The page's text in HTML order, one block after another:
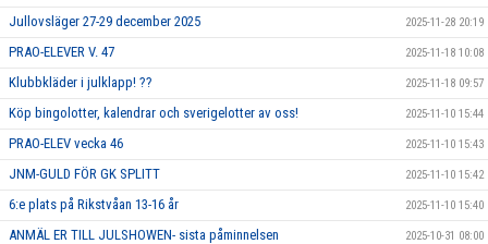
Jullovsläger 27-29 december 2025 2025-11-28 20:19
PRAO-ELEVER V. 47 2025-11-18 10:08
Klubbkläder i julklapp! ?? 2025-11-18 09:57
Köp bingolotter, kalendrar och sverigelotter av oss! 2025-11-10 15:44
PRAO-ELEV vecka 46 2025-11-10 15:43
JNM-GULD FÖR GK SPLITT 2025-11-10 15:42
6:e plats på Rikstvåan 13-16 år 2025-11-10 15:40
ANMÄL ER TILL JULSHOWEN- sista påminnelsen 2025-10-31 08:00